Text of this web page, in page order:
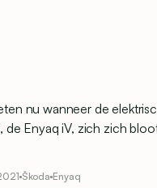
nu wanneer de
de Enyaq iV, zich zich
Škoda Enyaq